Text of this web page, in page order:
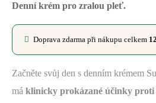
Denní krém pro zralou pleť.
Doprava zdarma při nákupu celkem
Začněte svůj den s denním krémem
má klinicky prokázané účinky